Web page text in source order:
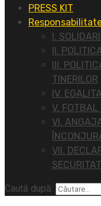
PRESS KIT
I.
II.
III.
TINERILOR
IV.
V. FOTBAL
VI.
VII.
Caută după: